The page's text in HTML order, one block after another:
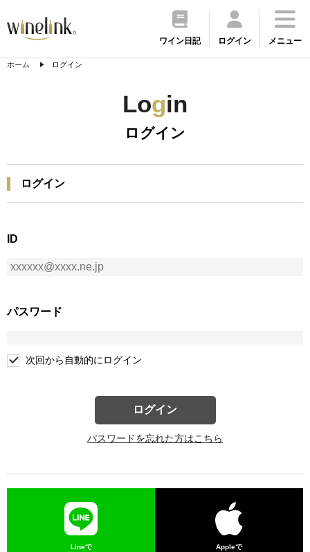
ワイン日記 ログイン メニュー
ホーム ログイン
Login
ログイン
ログイン
ID
パスワード
次回から自動的にログイン
ログイン
パスワードを忘れた方はこちら
Lineで
Appleで